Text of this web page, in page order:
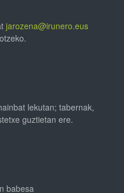
jarozena@irunero.eus
lekutan; tabernak,
guztietan ere.
babesa